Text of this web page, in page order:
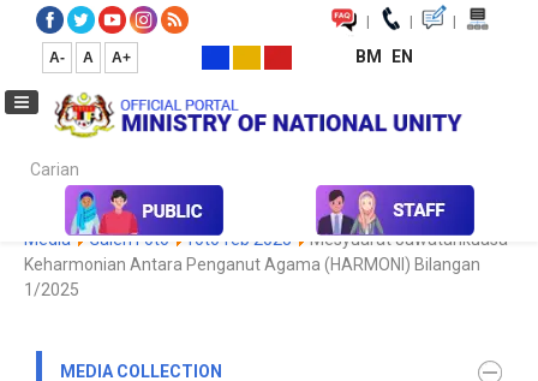
| | |
A- A A+ BM EN
Carian...
Media Media Collection Photo 2024
Koleksi
Media
Galeri Foto foto feb 2025
Mesyuarat Jawatankuasa
Keharmonian Antara Penganut Agama (HARMONI) Bilangan
1/2025
MEDIA COLLECTION